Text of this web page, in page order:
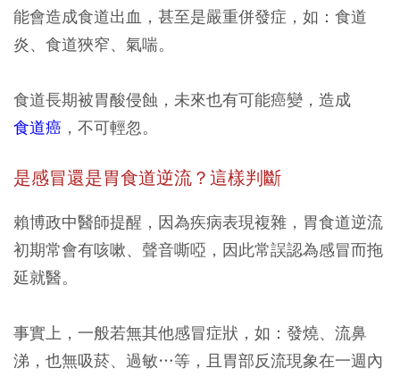
能會造成食道出血，甚至是嚴重併發症，如：食道
炎、食道狹窄、氣喘。
食道長期被胃酸侵蝕，未來也有可能癌變，造成
食道癌 ，不可輕忽。
是感冒還是胃食道逆流？這樣判斷
賴博政中醫師提醒，因為疾病表現複雜，胃食道逆流
初期常會有咳嗽、聲音嘶啞，因此常誤認為感冒而拖
延就醫。
事實上，一般若無其他感冒症狀，如：發燒、流鼻
涕，也無吸菸、過敏…等，且胃部反流現象在一週內